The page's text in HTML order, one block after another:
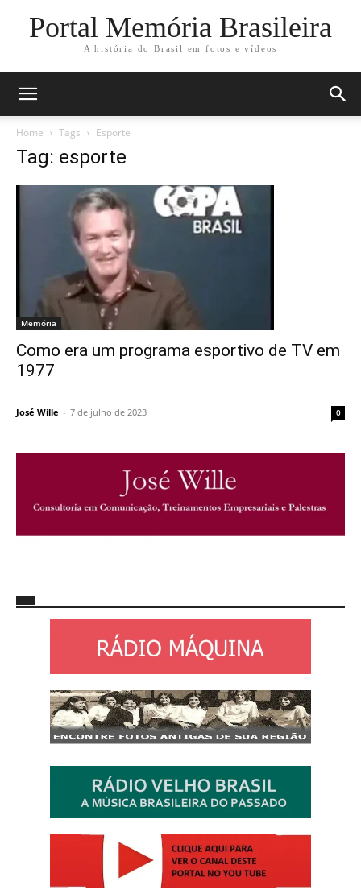
Portal Memória Brasileira
A história do Brasil em fotos e vídeos
Home Tags Esporte
Tag: esporte
Memória
Como era um programa esportivo de TV em
1977
José Wille - 7 de julho de 2023 0